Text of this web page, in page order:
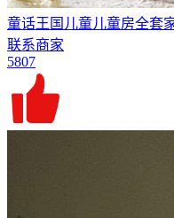
童话王国儿童儿童房全套
联系商家
5807